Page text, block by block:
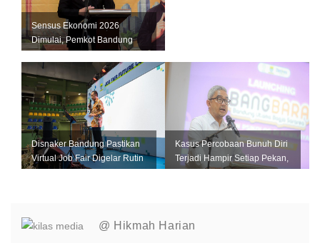
Sensus Ekonomi 2026
Dimulai, Pemkot Bandung
Andalkan Data Akurat untuk
Perkuat U...
Disnaker Bandung Pastikan
Virtual Job Fair Digelar Rutin
Setiap Bulan
Kasus Percobaan Bunuh Diri
Terjadi Hampir Setiap Pekan,
Pemkot Bandung Perkuat L...
@ Hikmah Harian